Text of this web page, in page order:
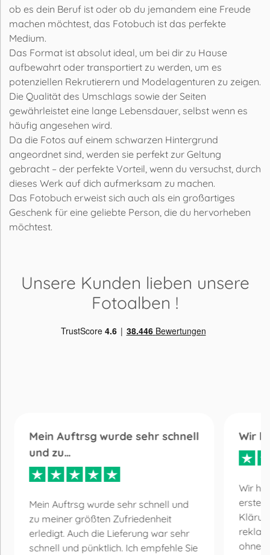
ob es dein Beruf ist oder ob du jemandem eine Freude
machen möchtest, das Fotobuch ist das perfekte
Medium.
Das Format ist absolut ideal, um bei dir zu Hause
aufbewahrt oder transportiert zu werden, um es
potenziellen Rekrutierern und Modelagenturen zu zeigen.
Die Qualität des Umschlags sowie der Seiten
gewährleistet eine lange Lebensdauer, selbst wenn es
häufig angesehen wird.
Da die Fotos auf einem schwarzen Hintergrund
angeordnet sind, werden sie perfekt zur Geltung
gebracht – der perfekte Vorteil, wenn du versuchst, durch
dieses Werk auf dich aufmerksam zu machen.
Das Fotobuch erweist sich auch als ein großartiges
Geschenk für eine geliebte Person, die du hervorheben
möchtest.
Unsere Kunden lieben unsere
Fotoalben !
Mein Auftrsg wurde sehr schnell
und zu…
Mein Auftrsg wurde sehr schnell und
zu meiner größten Zufriedenheit
erledigt. Auch die Lieferung war sehr
schnell und pünktlich. Ich empfehle Sie
Wir
Wir
erste
ohne